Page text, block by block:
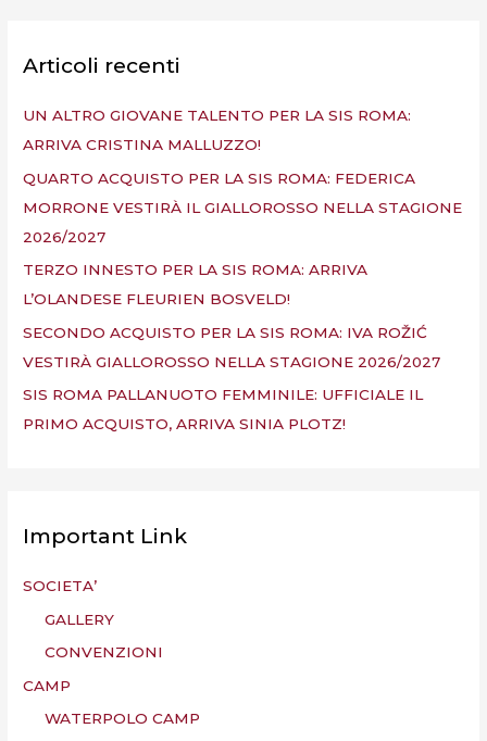
a
Articoli recenti
UN ALTRO GIOVANE TALENTO PER LA SIS ROMA:
ARRIVA CRISTINA MALLUZZO!
QUARTO ACQUISTO PER LA SIS ROMA: FEDERICA
MORRONE VESTIRÀ IL GIALLOROSSO NELLA STAGIONE
2026/2027
TERZO INNESTO PER LA SIS ROMA: ARRIVA
L’OLANDESE FLEURIEN BOSVELD!
SECONDO ACQUISTO PER LA SIS ROMA: IVA ROŽIĆ
VESTIRÀ GIALLOROSSO NELLA STAGIONE 2026/2027
SIS ROMA PALLANUOTO FEMMINILE: UFFICIALE IL
PRIMO ACQUISTO, ARRIVA SINIA PLOTZ!
Important Link
SOCIETA’
GALLERY
CONVENZIONI
CAMP
WATERPOLO CAMP